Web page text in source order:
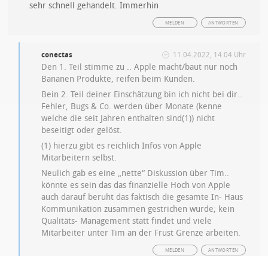
sehr schnell gehandelt. Immerhin
ANTWORTEN
MELDEN
conectas 11.04.2022, 14:04 Uhr
Den 1. Teil stimme zu .. Apple macht/baut nur noch
Bananen Produkte, reifen beim Kunden.
Bein 2. Teil deiner Einschätzung bin ich nicht bei dir..
Fehler, Bugs & Co. werden über Monate (kenne
welche die seit Jahren enthalten sind(1)) nicht
beseitigt oder gelöst.
(1) hierzu gibt es reichlich Infos von Apple
Mitarbeitern selbst.
Neulich gab es eine „nette“ Diskussion über Tim..
könnte es sein das das finanzielle Hoch von Apple
auch darauf beruht das faktisch die gesamte In- Haus
Kommunikation zusammen gestrichen wurde; kein
Qualitäts- Management statt findet und viele
Mitarbeiter unter Tim an der Frust Grenze arbeiten.
ANTWORTEN
MELDEN